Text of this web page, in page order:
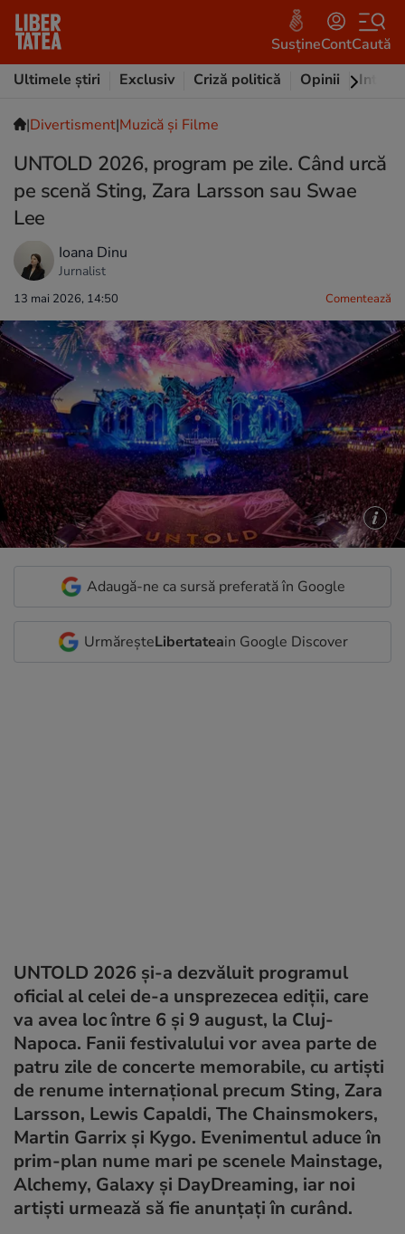
SusțineContCaută
Ultimele știri
Exclusiv Criză politică Opinii
|Divertisment|Muzică și Filme
UNTOLD 2026, program pe zile. Când urcă
pe scenă Sting, Zara Larsson sau Swae
Lee
Ioana Dinu
Jurnalist
13 mai 2026, 14:50 Comentează
Adaugă-ne ca sursă preferată în Google
UrmăreșteLibertateain Google Discover
UNTOLD 2026 și-a dezvăluit programul
oficial al celei de-a unsprezecea ediții, care
va avea loc între 6 și 9 august, la Cluj-
Napoca. Fanii festivalului vor avea parte de
patru zile de concerte memorabile, cu artiști
de renume internațional precum Sting, Zara
Larsson, Lewis Capaldi, The Chainsmokers,
Martin Garrix și Kygo. Evenimentul aduce în
prim-plan nume mari pe scenele Mainstage,
Alchemy, Galaxy și DayDreaming, iar noi
artiști urmează să fie anunțați în curând.